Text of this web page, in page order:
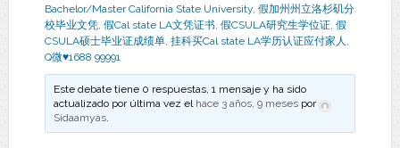
Bachelor/Master California State University, 假加州州立洛杉矶分
校毕业文凭, 假Cal state LA文凭证书, 假CSULA研究生学位证, 假
CSULA硕士毕业证成绩单, 挂科买Cal state LA学历认证应付家人 ,
Q微♥1688 99991
Este debate tiene 0 respuestas, 1 mensaje y ha sido
actualizado por última vez el hace 3 años, 9 meses por
Sidaamyas.